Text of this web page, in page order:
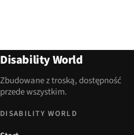
Disability World
Zbudowane z troską, dostępność
przede wszystkim.
DISABILITY WORLD